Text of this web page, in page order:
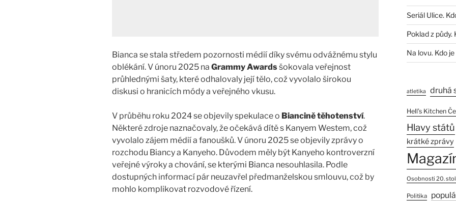
Bianca se stala středem pozornosti médií díky svému odvážnému stylu
oblékání. V únoru 2025 na Grammy Awardsšokovala veřejnost
průhlednými šaty, které odhalovaly její tělo, což vyvolalo širokou
diskusi o hranicích módy a veřejného vkusu.
V průběhu roku 2024 se objevily spekulace o Biancině těhotenství.
Některé zdroje naznačovaly, že očekává dítě s Kanyem Westem, což
vyvolalo zájem médií a fanoušků. V únoru 2025 se objevily zprávy o
rozchodu Biancy a Kanyeho. Důvodem měly být Kanyeho kontroverzní
veřejné výroky a chování, se kterými Bianca nesouhlasila. Podle
dostupných informací pár neuzavřel předmanželskou smlouvu, což by
mohlo komplikovat rozvodové řízení.
Seriál Ulice.
Poklad z půdy.
Na lovu. Kdo
atletika druhá
Hell’s Kitchen
Hlavy států
krátké zprávy
Osobnosti 20.
Politika